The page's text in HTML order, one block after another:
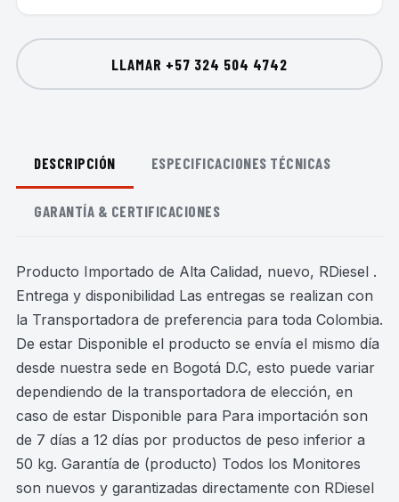
LLAMAR +57 324 504 4742
DESCRIPCIÓN ESPECIFICACIONES TÉCNICAS
GARANTÍA & CERTIFICACIONES
Producto Importado de Alta Calidad, nuevo, RDiesel .
Entrega y disponibilidad Las entregas se realizan con
la Transportadora de preferencia para toda Colombia.
De estar Disponible el producto se envía el mismo día
desde nuestra sede en Bogotá D.C, esto puede variar
dependiendo de la transportadora de elección, en
caso de estar Disponible para Para importación son
de 7 días a 12 días por productos de peso inferior a
50 kg. Garantía de (producto) Todos los Monitores
son nuevos y garantizadas directamente con RDiesel